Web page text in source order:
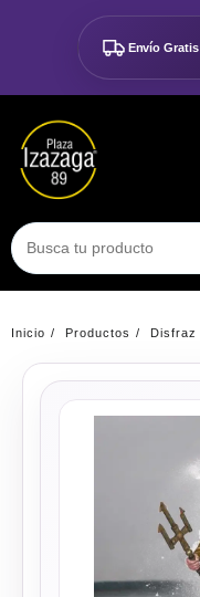
contenido
Envío
Inicio Productos Disfraz